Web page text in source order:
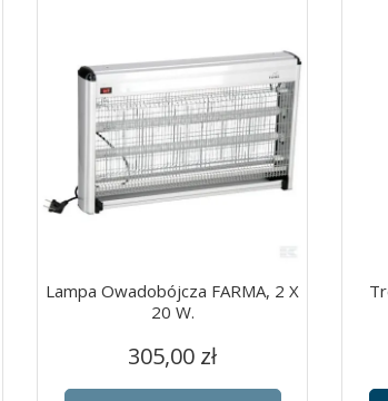
Szybki podgląd
Lampa Owadobójcza FARMA, 2 X
20 W.
Cena
305,00 zł